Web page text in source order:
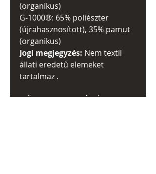
(organikus)
G-1000®: 65% poliészter
(újrahasznosított), 35% pamut
(organikus)
Jogi megjegyzés: Nem textil
állati eredetű elemeket
tartalmaz .
MŰSZAKI INFORMÁCIÓK